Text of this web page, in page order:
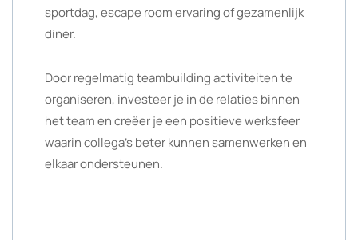
sportdag, escape room ervaring of gezamenlijk
diner.
Door regelmatig teambuilding activiteiten te
organiseren, investeer je in de relaties binnen
het team en creëer je een positieve werksfeer
waarin collega’s beter kunnen samenwerken en
elkaar ondersteunen.